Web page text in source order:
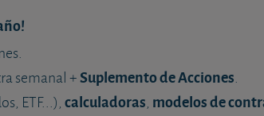
semanal +Suplemento de Acciones.
ETF...), calculadoras, modelos de